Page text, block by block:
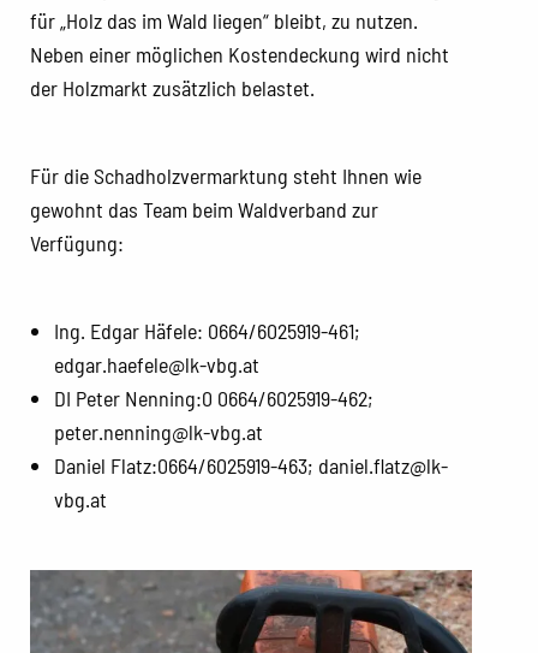
für „Holz das im Wald liegen“ bleibt, zu nutzen.
Neben einer möglichen Kostendeckung wird nicht
der Holzmarkt zusätzlich belastet.
Für die Schadholzvermarktung steht Ihnen wie
gewohnt das Team beim Waldverband zur
Verfügung:
Ing. Edgar Häfele: 0664/6025919-461;
edgar.haefele@lk-vbg.at
DI Peter Nenning:0 0664/6025919-462;
peter.nenning@lk-vbg.at
Daniel Flatz:0664/6025919-463; daniel.flatz@lk-
vbg.at